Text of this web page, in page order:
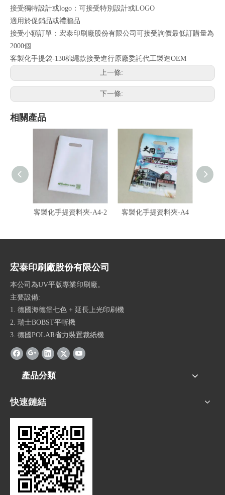
接受獨特設計或logo：可接受特別設計或LOGO
適用於促銷品或禮贈品
接受小額訂單：宏泰印刷廠股份有限公司可接受詢價最低訂購量為
2000個
客製化手提袋-130棉繩款接受進行原廠委託代工製造OEM
上一條:
下一條:
相關產品
客製化手提資料夾-A4-2 客製化手提資料夾-A4
宏泰印刷廠股份有限公司
本公司為UV平版專業印刷廠。
主要設備:
1. 德國海德堡七色 + 延長上光印刷機
2. 瑞士BOBST平斬機
3. 德國POLAR省力裝置裁紙機
產品分類
快速鏈結